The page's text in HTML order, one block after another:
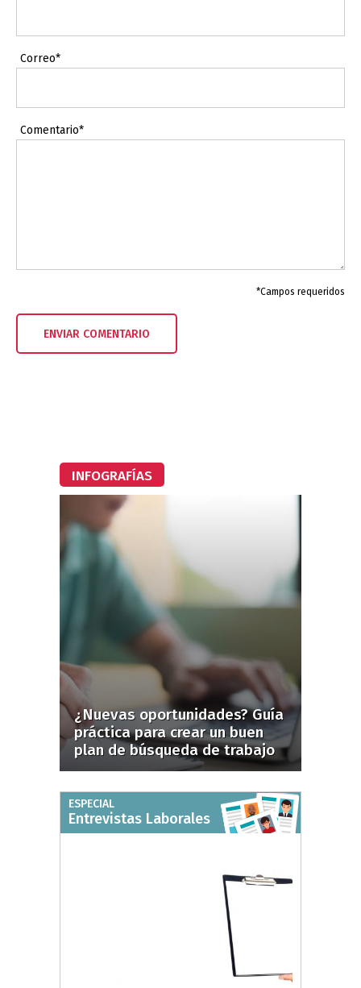
Correo*
Comentario*
*Campos requeridos
INFOGRAFÍAS
¿Nuevas oportunidades? Guía
práctica para crear un buen
plan de búsqueda de trabajo
ESPECIAL
Entrevistas Laborales